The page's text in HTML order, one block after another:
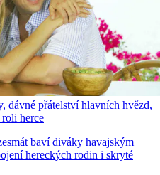
dávné přátelství hlavních hvězd,
herce
baví diváky havajským
hereckých rodin i skryté